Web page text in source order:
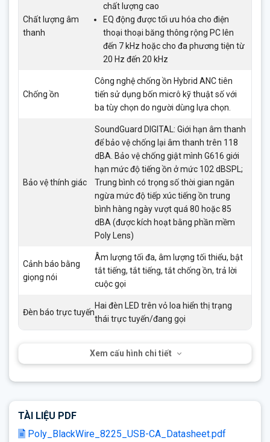
Chất lượng âm
thanh
chất lượng cao
EQ động được tối ưu hóa cho điện
thoại thoại băng thông rộng PC lên
đến 7 kHz hoặc cho đa phương tiện từ
20 Hz đến 20 kHz
Chống ồn
Công nghệ chống ồn Hybrid ANC tiên
tiến sử dụng bốn micrô kỹ thuật số với
ba tùy chọn do người dùng lựa chọn.
Bảo vệ thính giác
SoundGuard DIGITAL: Giới hạn âm thanh
để bảo vệ chống lại âm thanh trên 118
dBA. Bảo vệ chống giật mình G616 giới
hạn mức độ tiếng ồn ở mức 102 dBSPL;
Trung bình có trọng số thời gian ngăn
ngừa mức độ tiếp xúc tiếng ồn trung
bình hàng ngày vượt quá 80 hoặc 85
dBA (được kích hoạt bằng phần mềm
Poly Lens)
Cảnh báo bằng
giọng nói
Âm lượng tối đa, âm lượng tối thiểu, bật
tắt tiếng, tắt tiếng, tắt chống ồn, trả lời
cuộc gọi
Đèn báo trực tuyến
Hai đèn LED trên vỏ loa hiển thị trạng
thái trực tuyến/đang gọi
Xem cấu hình chi tiết
TÀI LIỆU PDF
Poly_BlackWire_8225_USB-CA_Datasheet.pdf